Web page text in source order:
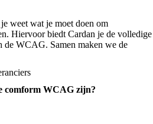
weet wat je moet doen om
Hiervoor biedt Cardan je de volledige
de WCAG. Samen maken we de
comform WCAG zijn?